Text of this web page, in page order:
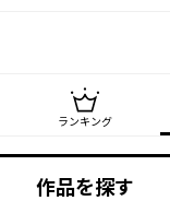
コミ
ランキング
作品を探す